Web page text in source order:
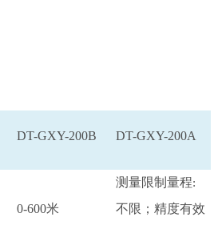
DT-GXY-200B DT-GXY-200A
0-600米
测量限制量程:
不限；精度有效